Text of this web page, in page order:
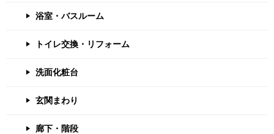
浴室・バスルーム
トイレ交換・リフォーム
洗面化粧台
玄関まわり
廊下・階段